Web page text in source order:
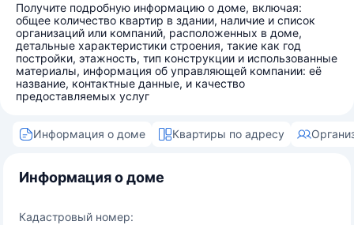
Получите подробную информацию о доме, включая:
общее количество квартир в здании, наличие и список
организаций или компаний, расположенных в доме,
детальные характеристики строения, такие как год
постройки, этажность, тип конструкции и использованные
материалы, информация об управляющей компании: её
название, контактные данные, и качество
предоставляемых услуг
Информация о доме Квартиры по адресу
Информация о доме
Кадастровый номер: